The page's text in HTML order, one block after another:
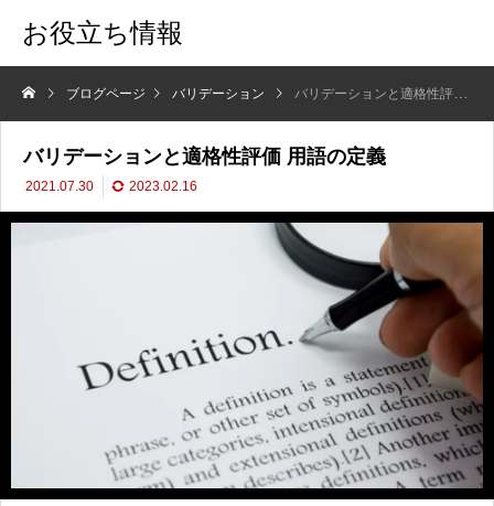
お役立ち情報
ブログページ バリデーション バリデーションと適格性評価 用語の定義
バリデーションと適格性評価 用語の定義
2021.07.30 2023.02.16